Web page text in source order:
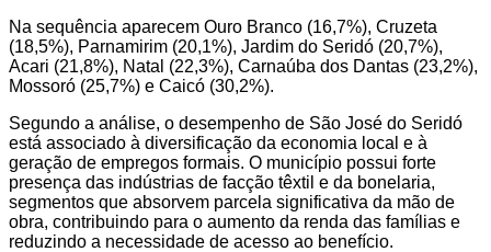
Na sequência aparecem Ouro Branco (16,7%), Cruzeta
(18,5%), Parnamirim (20,1%), Jardim do Seridó (20,7%),
Acari (21,8%), Natal (22,3%), Carnaúba dos Dantas (23,2%),
Mossoró (25,7%) e Caicó (30,2%).
Segundo a análise, o desempenho de São José do Seridó
está associado à diversificação da economia local e à
geração de empregos formais. O município possui forte
presença das indústrias de facção têxtil e da bonelaria,
segmentos que absorvem parcela significativa da mão de
obra, contribuindo para o aumento da renda das famílias e
reduzindo a necessidade de acesso ao benefício.